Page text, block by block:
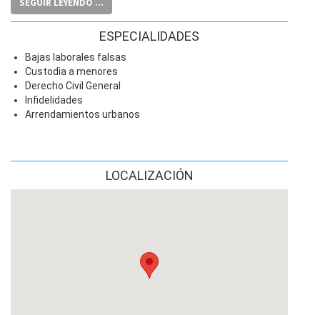
Nuestraagencia de
centro deBarcelona ciudad, donde siempre
dispondremos de servicio operativo.
Estamos a su servicio, dónde y cuándo nos necesite.
Somos unaagencia de detectives privados
cualificada para darel mejor servicio
Licencia Oficial nº 1.695otorgada por el
Mención Honorífica DGP año 2.019
20 años de experiencia nos avalan.
SEGUIR LEYENDO ...
ESPECIALIDADES
Bajas laborales falsas
Custodia a menores
Derecho Civil General
Infidelidades
Arrendamientos urbanos
LOCALIZACIÓN